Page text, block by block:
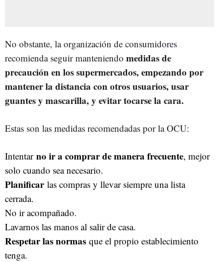
No obstante, la organización de consumidores
recomienda seguir manteniendo medidas de
precaución en los supermercados, empezando por
mantener la distancia con otros usuarios, usar
guantes y mascarilla, y evitar tocarse la cara.
Estas son las medidas recomendadas por la OCU:
Intentar no ir a comprar de manera frecuente, mejor
solo cuando sea necesario.
Planificar las compras y llevar siempre una lista
cerrada.
No ir acompañado.
Lavarnos las manos al salir de casa.
Respetar las normas que el propio establecimiento
tenga.